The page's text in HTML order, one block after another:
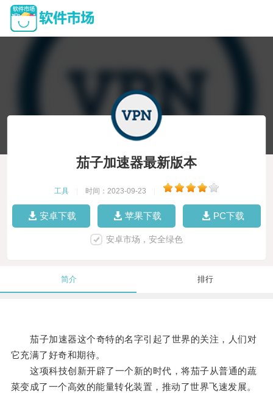
茄子加速器最新版本
工具 时间：2023-09-23
安卓下载 苹果下载 PC下载
安卓市场，安全绿色
简介 排行
茄子加速器这个奇特的名字引起了世界的关注，人们对
它充满了好奇和期待。
这项科技创新开辟了一个新的时代，将茄子从普通的蔬
菜变成了一个高效的能量转化装置，推动了世界飞速发展。